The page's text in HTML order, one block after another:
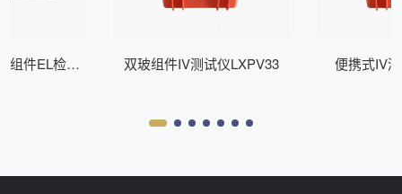
组件EL检测
双玻组件IV测试仪LXPV33 便携式IV